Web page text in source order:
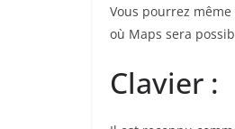
Vous pourrez
où Maps sera
Clavier :